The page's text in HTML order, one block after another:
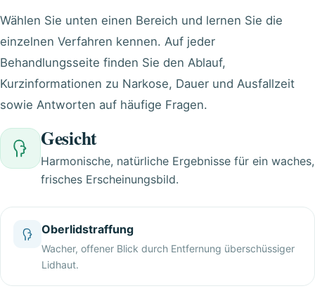
Wählen Sie unten einen Bereich und lernen Sie die
einzelnen Verfahren kennen. Auf jeder
Behandlungsseite finden Sie den Ablauf,
Kurzinformationen zu Narkose, Dauer und Ausfallzeit
sowie Antworten auf häufige Fragen.
Gesicht
Harmonische, natürliche Ergebnisse für ein waches,
frisches Erscheinungsbild.
Oberlidstraffung
Wacher, offener Blick durch Entfernung überschüssiger
Lidhaut.